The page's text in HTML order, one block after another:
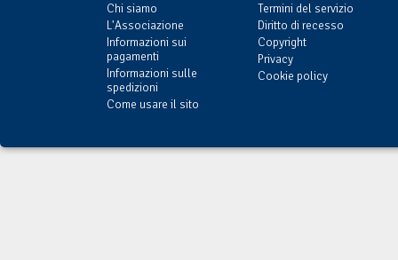
Chi siamo
L'Associazione
Informazioni sui
pagamenti
Informazioni sulle
spedizioni
Come usare il sito
Termini del servizio
Diritto di recesso
Copyright
Privacy
Cookie policy